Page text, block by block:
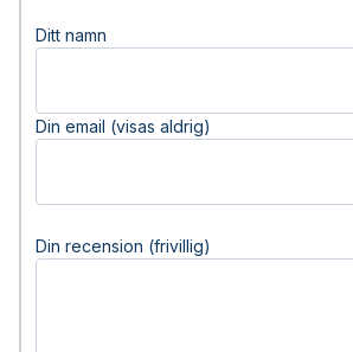
Ditt namn
Din email (visas aldrig)
Din recension (frivillig)